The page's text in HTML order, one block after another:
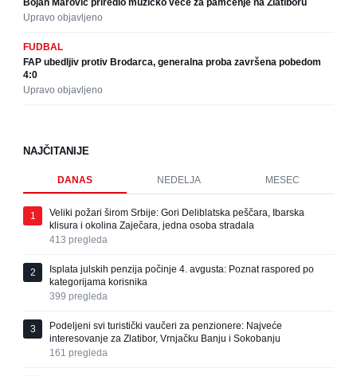
Bojan Marović priredio muzičko veče za pamćenje na Zlatiboru
Upravo objavljeno
FUDBAL
FAP ubedljiv protiv Brodarca, generalna proba završena pobedom
4:0
Upravo objavljeno
NAJČITANIJE
DANAS NEDELJA MESEC
1
Veliki požari širom Srbije: Gori Deliblatska peščara, Ibarska
klisura i okolina Zaječara, jedna osoba stradala
413 pregleda
2
Isplata julskih penzija počinje 4. avgusta: Poznat raspored po
kategorijama korisnika
399 pregleda
3
Podeljeni svi turistički vaučeri za penzionere: Najveće
interesovanje za Zlatibor, Vrnjačku Banju i Sokobanju
161 pregleda